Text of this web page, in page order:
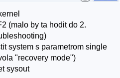
(malo by ta hodit do 2.
system s parametrom single
"recovery mode")
sysout